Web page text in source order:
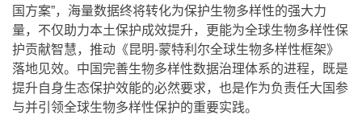
国方案”，海量数据终将转化为保护生物多样性的强大力
量，不仅助力本土保护成效提升，更能为全球生物多样性保
护贡献智慧，推动《昆明-蒙特利尔全球生物多样性框架》
落地见效。中国完善生物多样性数据治理体系的进程，既是
提升自身生态保护效能的必然要求，也是作为负责任大国参
与并引领全球生物多样性保护的重要实践。